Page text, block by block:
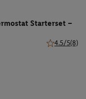
Starterset –
4.5/5(8)